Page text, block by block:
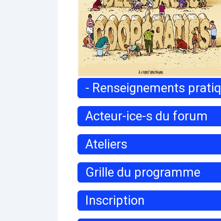
- Renseignements
Acteur-ice-s du forum
Ateliers
Grille du programme
Inscription